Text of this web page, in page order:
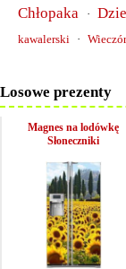
Chłopaka ·
kawalerski ·
Losowe prezenty
Magnes na lodówkę
Słoneczniki